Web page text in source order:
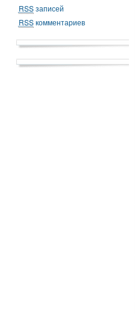
RSSзаписей
RSSкомментариев